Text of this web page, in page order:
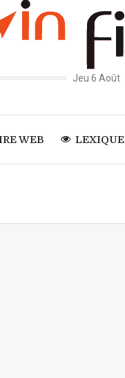
Jeu 6 Août
WEB LEXIQUE